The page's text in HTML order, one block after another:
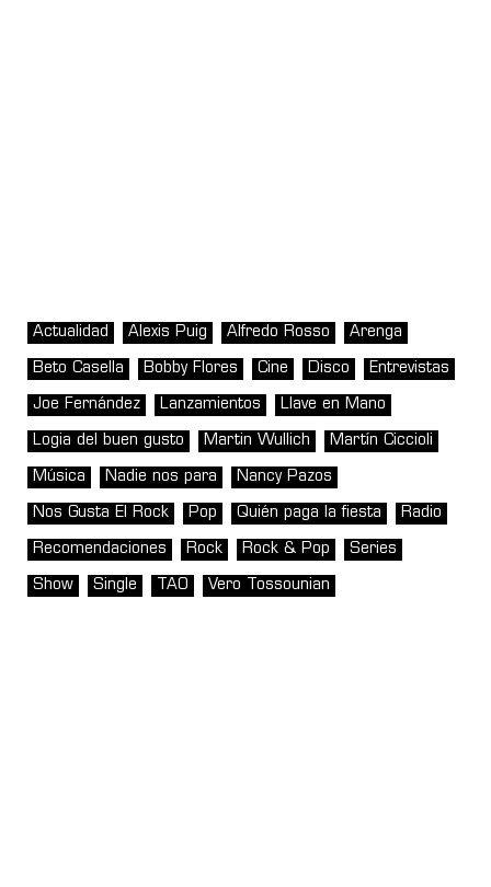
Actualidad Alexis Puig Alfredo Rosso Arenga
Beto Casella Bobby Flores Cine Disco Entrevistas
Joe Fernández Lanzamientos Llave en Mano
Logia del buen gusto Martin Wullich Martín Ciccioli
Música Nadie nos para Nancy Pazos
Nos Gusta El Rock Pop Quién paga la fiesta Radio
Recomendaciones Rock Rock & Pop Series
Show Single TAO Vero Tossounian